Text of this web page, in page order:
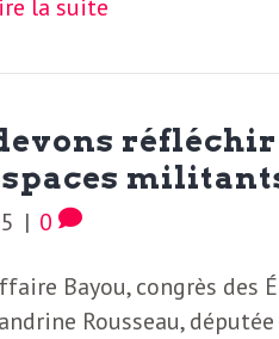
la suite
| 0
Bayou, congrès des
Rousseau,